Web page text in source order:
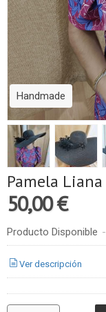
Handmade
Pamela Liana
50,00 €
Producto Disponible -
Ver descripción